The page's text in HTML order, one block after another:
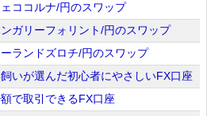
ココルナ/円のスワップ
ガリーフォリント/円のスワップ
ランドズロチ/円のスワップ
いが選んだ初心者にやさしいFX口座
で取引できるFX口座